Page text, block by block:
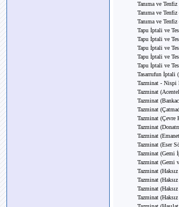
Tanıma ve
Tanıma ve
Tanıma ve
Tapu İptali ve
Tapu İptali ve
Tapu İptali ve
Tapu İptali ve
Tapu İptali ve
Tasarrufun İptali
Tazminat - Nispi
Tazminat
Tazminat
Tazminat
Tazminat (Çevre
Tazminat
Tazminat
Tazminat (Eser
Tazminat (Gemi
Tazminat (Gemi
Tazminat
Tazminat
Tazminat
Tazminat